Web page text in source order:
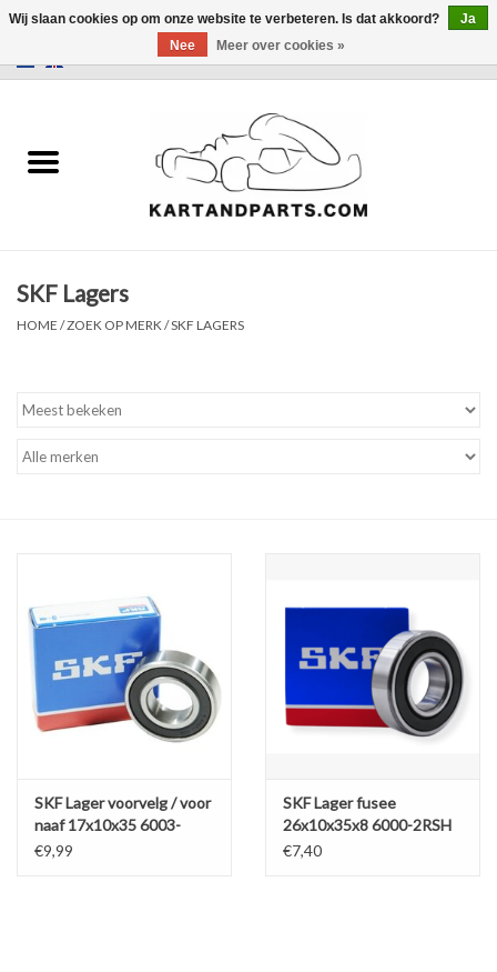
Sale
Kart Onderdelen
Banden
Gereedschap
Motoren en onderdelen
Karts
Zoek op Merk
SKF Lagers
HOME /ZOEK OP MERK /SKF LAGERS
SKF Lager voorvelg / voor
naaf 17x10x35 6003-
2RSH
€9,99
SKF Lager fusee
26x10x35x8 6000-2RSH
€7,40
Wij slaan cookies op om onze website te verbeteren. Is dat akkoord?
Ja
Nee
Meer over cookies »